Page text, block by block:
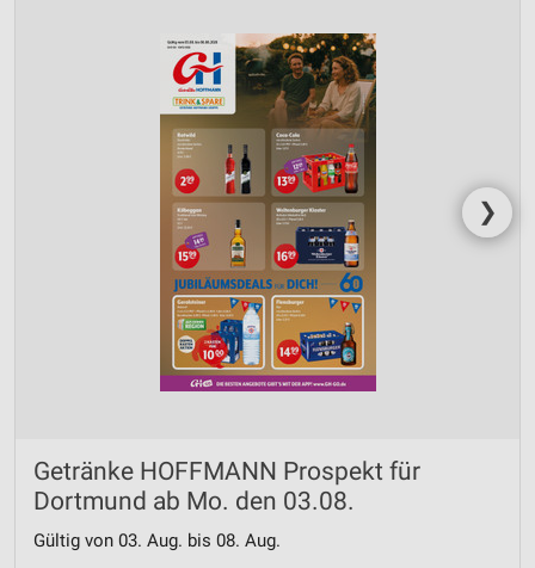
❯
Getränke HOFFMANN Prospekt für
Dortmund ab Mo. den 03.08.
Gültig von 03. Aug. bis 08. Aug.